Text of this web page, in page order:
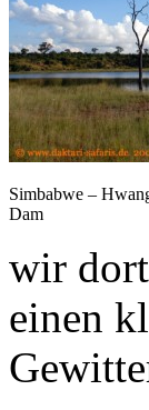
Simbabwe –
Dam
wir
einen